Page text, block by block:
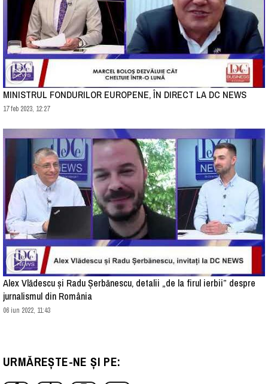
MINISTRUL FONDURILOR EUROPENE, ÎN DIRECT LA DC NEWS
17 feb 2023, 12:27
Alex Vlădescu și Radu Șerbănescu, detalii „de la firul ierbii” despre
jurnalismul din România
06 iun 2022, 11:43
URMĂREȘTE-NE ȘI PE: